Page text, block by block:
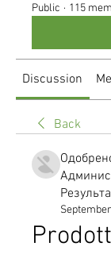
Public · 115
Discussion
Back